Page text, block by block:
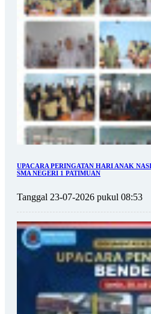
UPACARA PERINGATAN HARI ANAK
SMA NEGERI 1 PATIMUAN
Tanggal 23-07-2026 pukul 08:53